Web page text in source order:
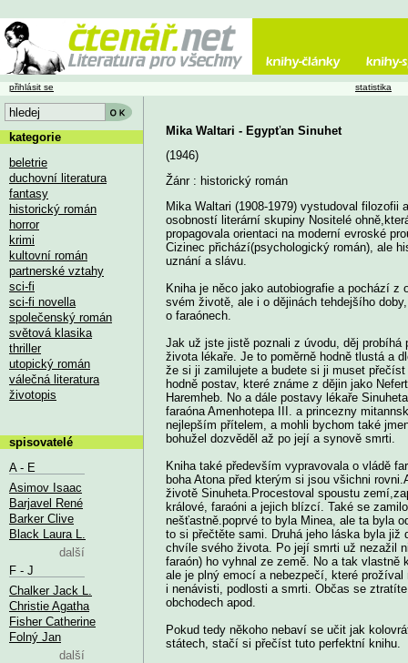
Mika Waltari - Egypťan Sinuhet
(1946)
Žánr : historický román
Mika Waltari (1908-1979) vystudoval
osobností literární skupiny Nositelé
propagovala orientaci na moderní evroské
Cizinec přichází(psychologický román), ale
uznání a slávu.
Kniha je něco jako autobiografie a pochází
svém životě, ale i o dějinách tehdejšího
o faraónech.
Jak už jste jistě poznali z úvodu, děj
života lékaře. Je to poměrně hodně tlustá a
že si ji zamilujete a budete si ji muset
hodně postav, které známe z dějin jako
Haremheb. No a dále postavy lékaře
faraóna Amenhotepa III. a princezny
nejlepším přítelem, a mohli bychom také
bohužel dozvěděl až po její a synově smrti.
Kniha také především vypravovala o vládě
boha Atona před kterým si jsou všichni
životě Sinuheta.Procestoval spoustu
králové, faraóni a jejich blízcí. Také se
nešťastně.poprvé to byla Minea, ale ta byla
to si přečtěte sami. Druhá jeho láska byla
chvíle svého života. Po její smrti už nezažil
faraón) ho vyhnal ze země. No a tak vlastně
ale je plný emocí a nebezpečí, které
i nenávisti, podlosti a smrti. Občas se
obchodech apod.
Pokud tedy někoho nebaví se učit jak
státech, stačí si přečíst tuto perfektní knihu.
přihlásit se statistika
kategorie
beletrie
duchovní literatura
fantasy
historický román
horror
krimi
kultovní román
partnerské vztahy
sci-fi
sci-fi novella
společenský román
světová klasika
thriller
utopický román
válečná literatura
životopis
spisovatelé
A - E
Asimov Isaac
Barjavel René
Barker Clive
Black Laura L.
další
F - J
Chalker Jack L.
Christie Agatha
Fisher Catherine
Folný Jan
další